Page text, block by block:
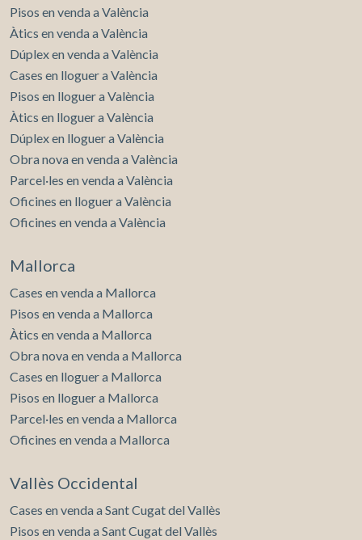
Pisos en venda a València
Àtics en venda a València
Dúplex en venda a València
Cases en lloguer a València
Pisos en lloguer a València
Àtics en lloguer a València
Dúplex en lloguer a València
Obra nova en venda a València
Parcel·les en venda a València
Oficines en lloguer a València
Oficines en venda a València
Mallorca
Cases en venda a Mallorca
Pisos en venda a Mallorca
Àtics en venda a Mallorca
Obra nova en venda a Mallorca
Cases en lloguer a Mallorca
Pisos en lloguer a Mallorca
Parcel·les en venda a Mallorca
Oficines en venda a Mallorca
Vallès Occidental
Cases en venda a Sant Cugat del Vallès
Pisos en venda a Sant Cugat del Vallès